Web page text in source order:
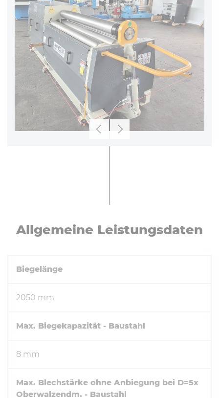
ZurückWeiter
All­ge­mei­ne Leis­tungs­da­ten
Biegelänge
2050 mm
Max. Biegekapazität - Baustahl
8 mm
Max. Blechstärke ohne Anbiegung bei D=5x
Oberwalzendm. - Baustahl